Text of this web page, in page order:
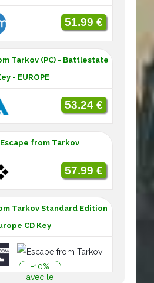
51.99 €
Tarkov (PC) - Battlestate
- EUROPE
53.24 €
from Tarkov
57.99 €
Tarkov Standard Edition
CD Key
-10%
avec le